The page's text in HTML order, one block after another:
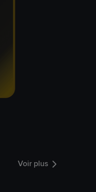
Voir plus